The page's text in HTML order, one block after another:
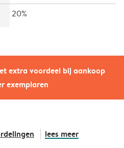
extra voordeel bij aankoop
exemplaren
20%
lees meer